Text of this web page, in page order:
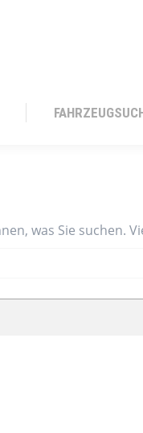
was Sie suchen.